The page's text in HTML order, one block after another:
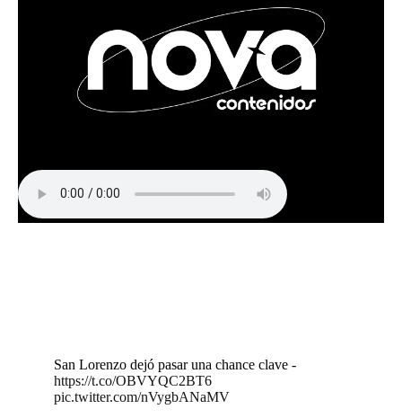
San Lorenzo dejó pasar una chance clave -
https://t.co/OBVYQC2BT6
pic.twitter.com/nVygbANaMV